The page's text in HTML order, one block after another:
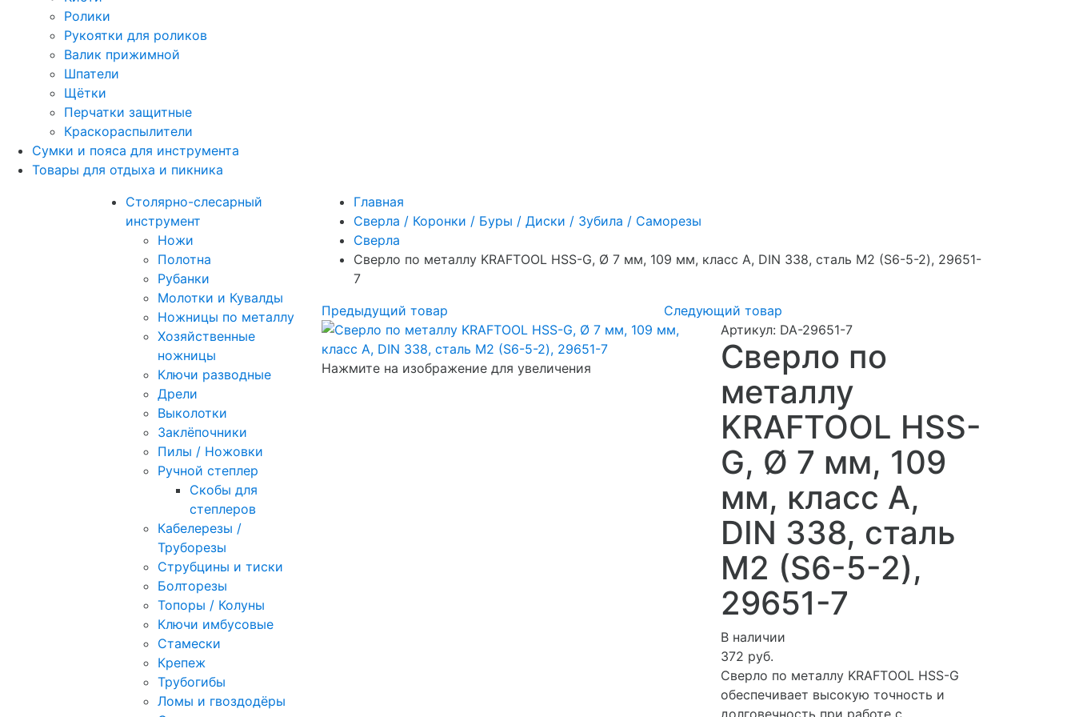
Ролики
Рукоятки для роликов
Валик прижимной
Шпатели
Щётки
Перчатки защитные
Краскораспылители
Сумки и пояса для инструмента
Товары для отдыха и пикника
Столярно-слесарный
инструмент
Ножи
Полотна
Рубанки
Молотки и Кувалды
Ножницы по металлу
Хозяйственные
ножницы
Ключи разводные
Дрели
Выколотки
Заклёпочники
Пилы / Ножовки
Ручной степлер
Скобы для
степлеров
Кабелерезы /
Труборезы
Струбцины и тиски
Болторезы
Топоры / Колуны
Ключи имбусовые
Стамески
Крепеж
Трубогибы
Ломы и гвоздодёры
Главная
Сверла / Коронки / Буры / Диски / Зубила / Саморезы
Сверла
Сверло по металлу KRAFTOOL HSS-G, Ø 7 мм, 109 мм, класс A, DIN 338, сталь М2 (S6-5-2), 29651-
7
Предыдущий товар
Следующий товар
Нажмите на изображение для увеличения
Артикул: DA-29651-7
Сверло по
металлу
KRAFTOOL HSS-
G, Ø 7 мм, 109
мм, класс A,
DIN 338, сталь
М2 (S6-5-2),
29651-7
В наличии
372 руб.
Сверло по металлу KRAFTOOL HSS-G
обеспечивает высокую точность и
долговечность при работе с